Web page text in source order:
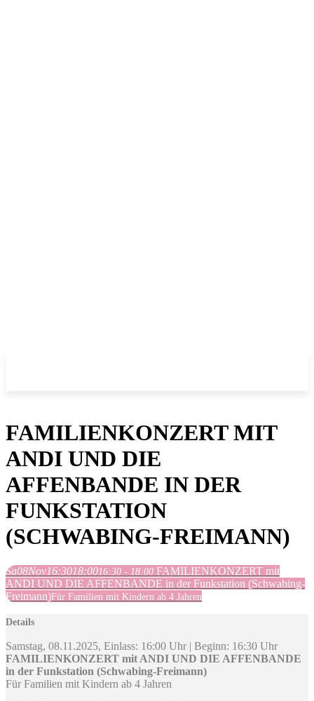
FAMILIENKONZERT MIT
ANDI UND DIE
AFFENBANDE IN DER
FUNKSTATION
(SCHWABING-FREIMANN)
Sa08Nov16:3018:0016:30 - 18:00 FAMILIENKONZERT mit
ANDI UND DIE AFFENBANDE in der Funkstation (Schwabing-
Freimann)Für Familien mit Kindern ab 4 Jahren
Details
Samstag, 08.11.2025, Einlass: 16:00 Uhr | Beginn: 16:30 Uhr
FAMILIENKONZERT mit ANDI UND DIE AFFENBANDE
in der Funkstation (Schwabing-Freimann)
Für Familien mit Kindern ab 4 Jahren